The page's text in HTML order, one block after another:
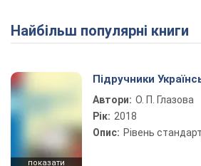
Найбільш популярні книги
показати
Підручники
Автори: О. П. Глазова
Рік: 2018
Опис: Рівень